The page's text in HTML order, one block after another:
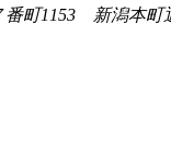
番町1153 新潟本町